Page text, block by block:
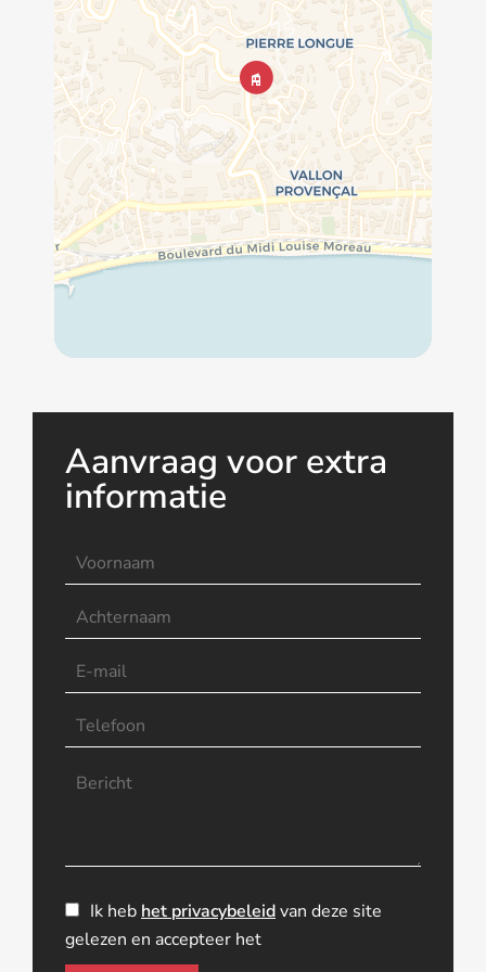
Aanvraag voor extra
informatie
Ik heb het privacybeleidvan deze site
gelezen en accepteer het